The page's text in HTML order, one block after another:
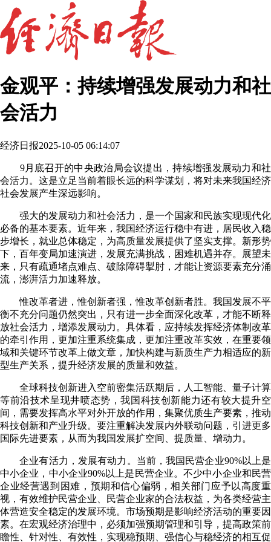
金观平：持续增强发展动力和社
会活力
经济日报2025-10-05 06:14:07
9月底召开的中央政治局会议提出，持续增强发展动力和社
会活力。这是立足当前着眼长远的科学谋划，将对未来我国经济
社会发展产生深远影响。
强大的发展动力和社会活力，是一个国家和民族实现现代化
必备的基本要素。近年来，我国经济运行稳中有进，居民收入稳
步增长，就业总体稳定，为高质量发展提供了坚实支撑。新形势
下，百年变局加速演进，发展充满挑战，困难机遇并存。展望未
来，只有疏通堵点难点、破除障碍掣肘，才能让资源要素充分涌
流，澎湃活力加速释放。
惟改革者进，惟创新者强，惟改革创新者胜。我国发展不平
衡不充分问题仍然突出，只有进一步全面深化改革，才能不断释
放社会活力，增添发展动力。具体看，应持续发挥经济体制改革
的牵引作用，更加注重系统集成，更加注重改革实效，在重要领
域和关键环节改革上做文章，加快构建与新质生产力相适应的新
型生产关系，提升经济发展的质量和效益。
全球科技创新进入空前密集活跃期后，人工智能、量子计算
等前沿技术呈现井喷态势，我国科技创新能力还有较大提升空
间，需要发挥高水平对外开放的作用，集聚优质生产要素，推动
科技创新和产业升级。要注重解决发展内外联动问题，引进更多
国际先进要素，从而为我国发展扩空间、提质量、增动力。
企业有活力，发展有动力。当前，我国民营企业90%以上是
中小企业，中小企业90%以上是民营企业。不少中小企业和民营
企业经营遇到困难，预期和信心偏弱，相关部门应予以高度重
视，有效维护民营企业、民营企业家的合法权益，为各类经营主
体营造安全稳定的发展环境。市场预期是影响经济活动的重要因
素。在宏观经济治理中，必须加强预期管理和引导，提高政策前
瞻性、针对性、有效性，实现稳预期、强信心与稳经济的相互促